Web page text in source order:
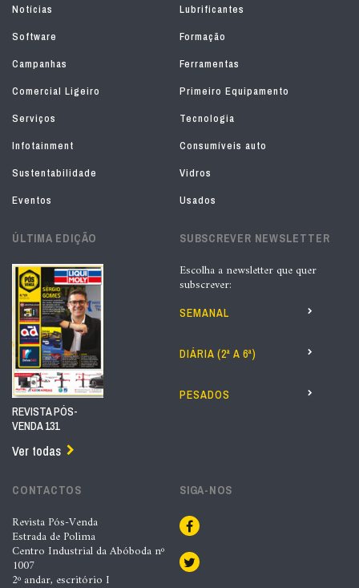
Notícias
Lubrificantes
Software
Formação
Campanhas
Ferramentas
Comercial Ligeiro
Primeiro Equipamento
Serviços
Tecnologia
Infotainment
Consumíveis auto
Sustentabilidade
Vidros
Eventos
Usados
ÚLTIMA EDIÇÃO
REVISTA PÓS-
VENDA 131
Ver todas
SUBSCREVER NEWSLETTER
Escolha a newsletter que quer
subscrever:
SEMANAL
DIÁRIA (2ª A 6ª)
PESADOS
CONTACTOS
Revista Pós-Venda
Estrada de Polima
Centro Industrial da Abóboda nº
1007
2º andar, escritório I
SIGA-NOS